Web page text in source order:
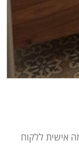
אישית ללקוח